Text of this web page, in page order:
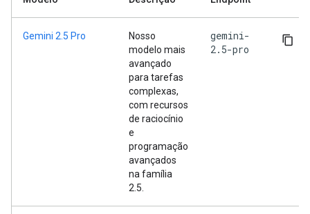
Gemini 2.5 Pro
Nosso
modelo mais
avançado
para tarefas
complexas,
com recursos
de raciocínio
e
programação
avançados
na família
2.5.
gemini-
2.5-pro